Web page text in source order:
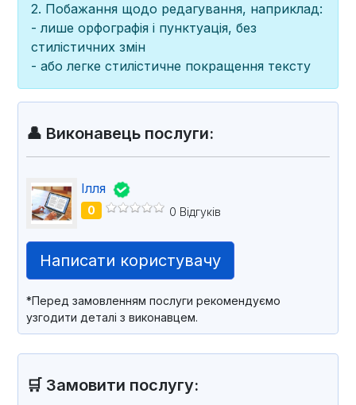
2. Побажання щодо редагування, наприклад:
- лише орфографія і пунктуація, без
стилістичних змін
- або легке стилістичне покращення тексту
👤 Виконавець послуги:
Ілля
0 0 Відгуків
Написати користувачу
*Перед замовленням послуги рекомендуємо
узгодити деталі з виконавцем.
🛒 Замовити послугу: